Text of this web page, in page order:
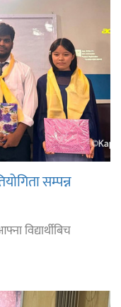
सम्पन्न
विद्यार्थीबिच